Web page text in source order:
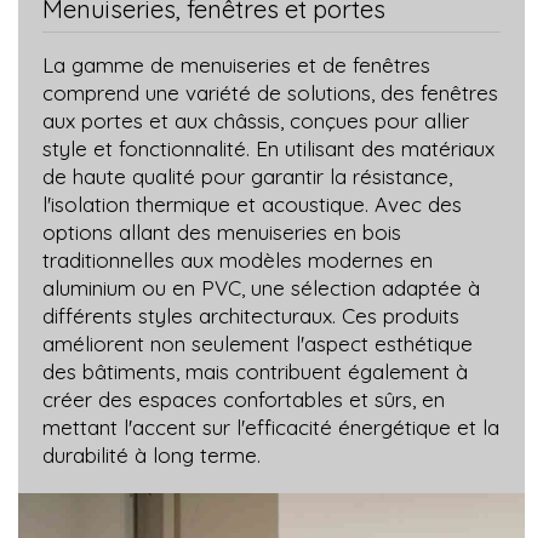
Menuiseries, fenêtres et portes
La gamme de menuiseries et de fenêtres
comprend une variété de solutions, des fenêtres
aux portes et aux châssis, conçues pour allier
style et fonctionnalité. En utilisant des matériaux
de haute qualité pour garantir la résistance,
l'isolation thermique et acoustique. Avec des
options allant des menuiseries en bois
traditionnelles aux modèles modernes en
aluminium ou en PVC, une sélection adaptée à
différents styles architecturaux. Ces produits
améliorent non seulement l'aspect esthétique
des bâtiments, mais contribuent également à
créer des espaces confortables et sûrs, en
mettant l'accent sur l'efficacité énergétique et la
durabilité à long terme.